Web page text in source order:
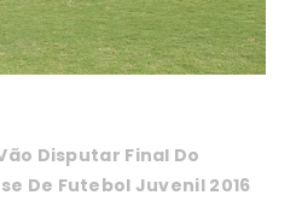
Disputar Final Do
De Futebol Juvenil 2016